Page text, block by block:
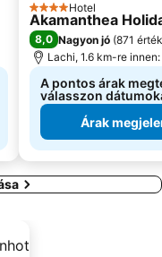
4 Kategória
Hotel
Akamanthea
8,0 Nagyon jó (871
Lachi, 1.6 km-re
A pontos árak
válasszon
Árak